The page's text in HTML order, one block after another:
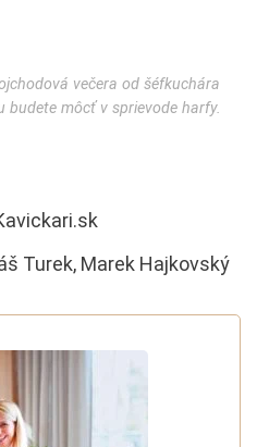
večera od šéfkuchára
budete môcť v sprievode harfy.
Turek, Marek Hajkovský